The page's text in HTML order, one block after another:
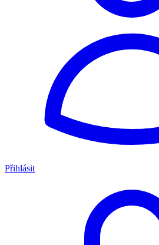
Přihlásit